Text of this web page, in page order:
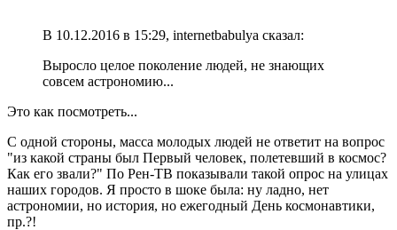
В 10.12.2016 в 15:29, internetbabulya сказал:
Выросло целое поколение людей, не знающих
совсем астрономию...
Это как посмотреть...
С одной стороны, масса молодых людей не ответит на вопрос
"из какой страны был Первый человек, полетевший в космос?
Как его звали?" По Рен-ТВ показывали такой опрос на улицах
наших городов. Я просто в шоке была: ну ладно, нет
астрономии, но история, но ежегодный День космонавтики,
пр.?!